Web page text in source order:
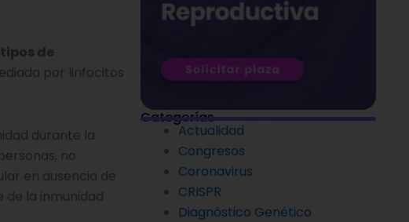
de
por linfocitos
durante la
no
en ausencia de
de la inmunidad
Categorías
Actualidad
Congresos
Coronavirus
CRISPR
Diagnóstico Genético